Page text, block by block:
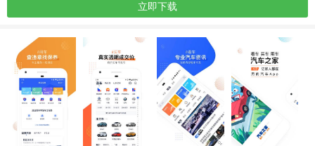
立即下载